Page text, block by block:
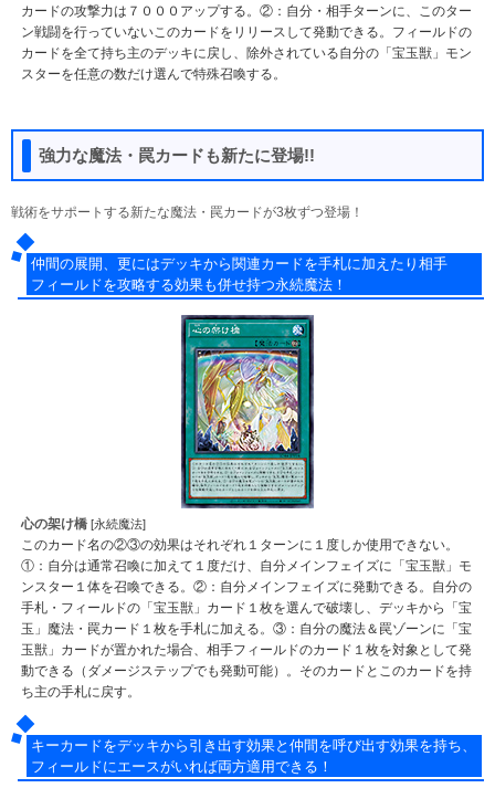
カードの攻撃力は７０００アップする。②：自分・相手ターンに、このター
ン戦闘を行っていないこのカードをリリースして発動できる。フィールドの
カードを全て持ち主のデッキに戻し、除外されている自分の「宝玉獣」モン
スターを任意の数だけ選んで特殊召喚する。
強力な魔法・罠カードも新たに登場!!
戦術をサポートする新たな魔法・罠カードが3枚ずつ登場！
仲間の展開、更にはデッキから関連カードを手札に加えたり相手
フィールドを攻略する効果も併せ持つ永続魔法！
心の架け橋 [永続魔法]
このカード名の②③の効果はそれぞれ１ターンに１度しか使用できない。
①：自分は通常召喚に加えて１度だけ、自分メインフェイズに「宝玉獣」モ
ンスター１体を召喚できる。②：自分メインフェイズに発動できる。自分の
手札・フィールドの「宝玉獣」カード１枚を選んで破壊し、デッキから「宝
玉」魔法・罠カード１枚を手札に加える。③：自分の魔法＆罠ゾーンに「宝
玉獣」カードが置かれた場合、相手フィールドのカード１枚を対象として発
動できる（ダメージステップでも発動可能）。そのカードとこのカードを持
ち主の手札に戻す。
キーカードをデッキから引き出す効果と仲間を呼び出す効果を持ち、
フィールドにエースがいれば両方適用できる！